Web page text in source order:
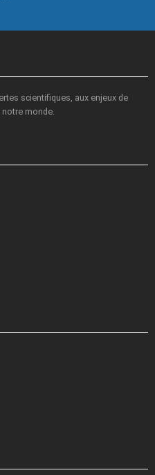
scientifiques, aux enjeux de
monde.